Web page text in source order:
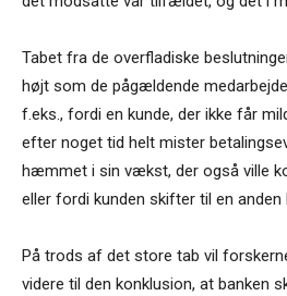
Tabet fra de overfladiske
højt som de pågældende
f.eks., fordi en kunde, der ikke får
efter noget tid helt mister
hæmmet i sin vækst, der også ville
eller fordi kunden skifter til en anden
På trods af det store tab vil
videre til den konklusion, at banken